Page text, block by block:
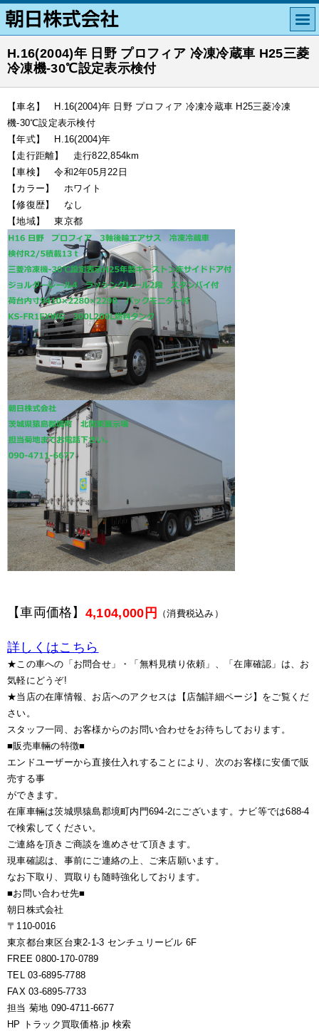
H.16(2004)年 日野 プロフィア 冷凍冷蔵車 H25三菱
冷凍機-30℃設定表示検付
【車名】 H.16(2004)年 日野 プロフィア 冷凍冷蔵車 H25三菱冷凍
機-30℃設定表示検付
【年式】 H.16(2004)年
【走行距離】 走行822,854km
【車検】 令和2年05月22日
【カラー】 ホワイト
【修復歴】 なし
【地域】 東京都
【車両価格】 4,104,000円 （消費税込み）
詳しくはこちら
★この車への「お問合せ」・「無料見積り依頼」、「在庫確認」は、お
気軽にどうぞ!
★当店の在庫情報、お店へのアクセスは【店舗詳細ページ】をご覧くだ
さい。
スタッフ一同、お客様からのお問い合わせをお待ちしております。
■販売車輛の特徴■
エンドユーザーから直接仕入れすることにより、次のお客様に安価で販
売する事
ができます。
在庫車輛は茨城県猿島郡境町内門694-2にございます。ナビ等では688-4
で検索してください。
ご連絡を頂きご商談を進めさせて頂きます。
現車確認は、事前にご連絡の上、ご来店願います。
なお下取り、買取りも随時強化しております。
■お問い合わせ先■
朝日株式会社
〒110-0016
東京都台東区台東2-1-3 センチュリービル 6F
FREE 0800-170-0789
TEL 03-6895-7788
FAX 03-6895-7733
担当 菊地 090-4711-6677
HP トラック買取価格.jp 検索